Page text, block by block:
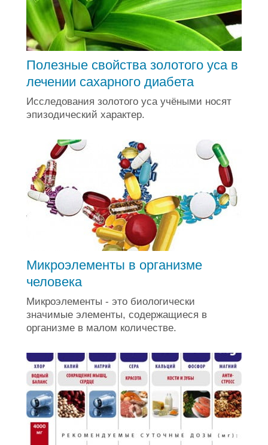
Полезные свойства золотого уса в
лечении сахарного диабета
Исследования золотого уса учёными носят
эпизодический характер.
Микроэлементы в организме
человека
Микроэлементы - это биологически
значимые элементы, содержащиеся в
организме в малом количестве.